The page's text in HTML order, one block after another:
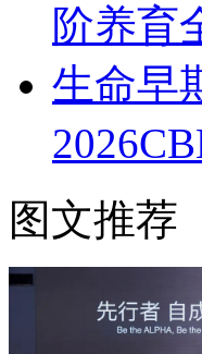
阶养育
生命早
图文推荐